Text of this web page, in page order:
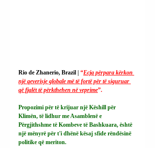
Rio de Zhanerio, Brazil | “Ecja përpara kërkon
një qeverisje globale më të fortë për të siguruar
që fjalët të përkthehen në veprime”.
Propozimi për të krijuar një Këshill për
Klimën, të lidhur me Asamblenë e
Përgjithshme të Kombeve të Bashkuara, është
një mënyrë për t'i dhënë kësaj sfide rëndësinë
politike që meriton.